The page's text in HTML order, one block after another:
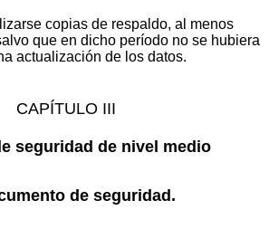
copias de respaldo, al menos
que en dicho período no se hubiera
actualización de los datos.
CAPÍTULO III
seguridad de nivel medio
de seguridad.